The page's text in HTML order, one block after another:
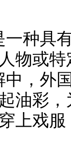
种具有
物或
，外
油彩
上戏